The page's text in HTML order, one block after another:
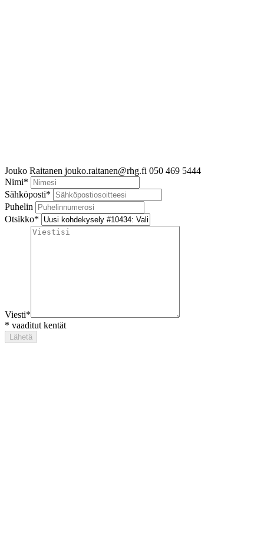
Jouko Raitanen jouko.raitanen@rhg.fi 050 469 5444
Nimi*
Sähköposti*
Puhelin
Otsikko*
Viesti*
* vaaditut kentät